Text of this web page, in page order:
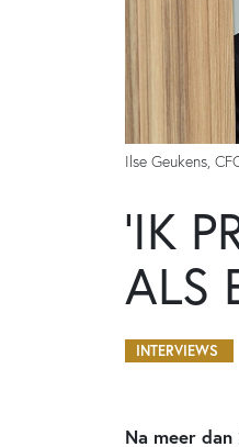
Ilse Geukens,
‘IK
ALS
INTERVIEWS
Na meer